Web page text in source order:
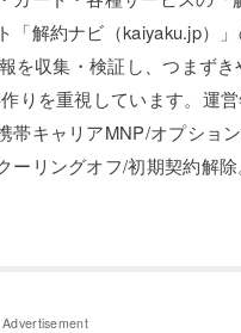
「解約ナビ（kaiyaku.jp）
を収集・検証し、つまず
りを重視しています。運
帯キャリアMNP/オプショ
リングオフ/初期契約解除
Advertisement